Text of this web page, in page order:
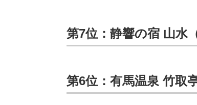
第7位：静響の宿 山水
第6位：有馬温泉 竹取